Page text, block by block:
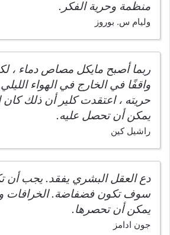
منظمة وحرية الفكر.
وليام س. بوروز
ربما أصبح مايكل مصاص دماء ،
واقفًا في الخارج في الهواء
حريته ، اعتقدت كلير أن ذلك كان
يمكن أن تحصل عليه.
راشيل كين
دع العقل البشري يفقد. يجب
سوف تكون فضفاضة. الخرافات
يمكن أن تحصرها.
جون ادامز